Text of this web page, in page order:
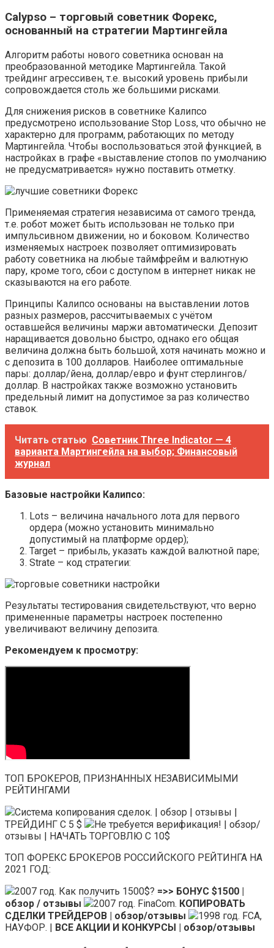
Calypso – торговый советник Форекс,
основанный на стратегии Мартингейла
Алгоритм работы нового советника основан на
преобразованной методике Мартингейла. Такой
трейдинг агрессивен, т.е. высокий уровень прибыли
сопровождается столь же большими рисками.
Для снижения рисков в советнике Калипсо
предусмотрено использование Stop Loss, что обычно не
характерно для программ, работающих по методу
Мартингейла. Чтобы воспользоваться этой функцией, в
настройках в графе «выставление стопов по умолчанию
не предусматривается» нужно поставить отметку.
Применяемая стратегия независима от самого тренда,
т.е. робот может быть использован не только при
импульсивном движении, но и боковом. Количество
изменяемых настроек позволяет оптимизировать
работу советника на любые таймфрейм и валютную
пару, кроме того, сбои с доступом в интернет никак не
сказываются на его работе.
Принципы Калипсо основаны на выставлении лотов
разных размеров, рассчитываемых с учётом
оставшейся величины маржи автоматически. Депозит
наращивается довольно быстро, однако его общая
величина должна быть большой, хотя начинать можно и
с депозита в 100 долларов. Наиболее оптимальные
пары: доллар/йена, доллар/евро и фунт стерлингов/
доллар. В настройках также возможно установить
предельный лимит на допустимое за раз количество
ставок.
Читать статью Советник Three Indicator — 4
варианта Мартингейла на выбор; Финансовый
журнал
Базовые настройки Калипсо:
Lots – величина начального лота для первого
ордера (можно установить минимально
допустимый на платформе ордер);
Target – прибыль, указать каждой валютной паре;
Strate – код стратегии:
Результаты тестирования свидетельствуют, что верно
примененные параметры настроек постепенно
увеличивают величину депозита.
Рекомендуем к просмотру:
ТОП БРОКЕРОВ, ПРИЗНАННЫХ НЕЗАВИСИМЫМИ
РЕЙТИНГАМИ
Система копирования сделок. | обзор | отзывы |
ТРЕЙДИНГ С 5 $
Не требуется верификация! | обзор/
отзывы | НАЧАТЬ ТОРГОВЛЮ С 10$
ТОП ФОРЕКС БРОКЕРОВ РОССИЙСКОГО РЕЙТИНГА НА
2021 ГОД:
2007 год. Как получить 1500$? =>> БОНУС $1500 |
обзор / отзывы
2007 год. FinaCom. КОПИРОВАТЬ
СДЕЛКИ ТРЕЙДЕРОВ | обзор/отзывы
1998 год. FCA,
НАУФОР. | ВСЕ АКЦИИ И КОНКУРСЫ | обзор/отзывы